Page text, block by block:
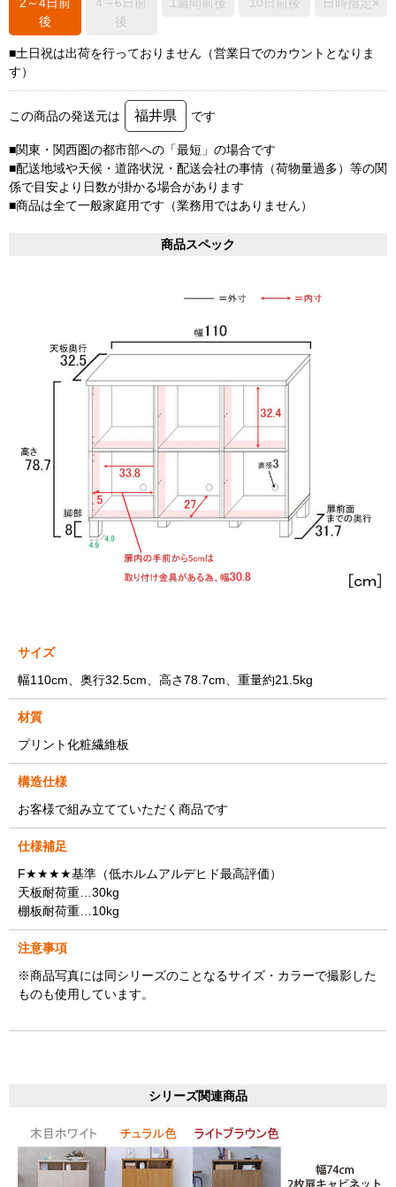
後
後
■土日祝は出荷を行っておりません（営業日でのカウントとなりま
す）
この商品の発送元は 福井県 です
■関東・関西圏の都市部への「最短」の場合です
■配送地域や天候・道路状況・配送会社の事情（荷物量過多）等の関
係で目安より日数が掛かる場合があります
■商品は全て一般家庭用です（業務用ではありません）
商品スペック
サイズ
幅110cm、奥行32.5cm、高さ78.7cm、重量約21.5kg
材質
プリント化粧繊維板
構造仕様
お客様で組み立てていただく商品です
仕様補足
F★★★★基準（低ホルムアルデヒド最高評価）
天板耐荷重…30kg
棚板耐荷重…10kg
注意事項
※商品写真には同シリーズのことなるサイズ・カラーで撮影した
ものも使用しています。
シリーズ関連商品